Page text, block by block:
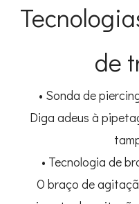
de
• Sonda de
Diga adeus à
• Tecnologia de
O braço de